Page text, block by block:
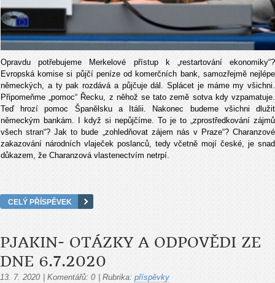
Opravdu potřebujeme Merkelové přístup k „restartování ekonomiky“?
Evropská komise si půjčí peníze od komerčních bank, samozřejmě nejlépe
německých, a ty pak rozdává a půjčuje dál. Splácet je máme my všichni.
Připomeňme „pomoc“ Řecku, z něhož se tato země sotva kdy vzpamatuje.
Teď hrozí pomoc Španělsku a Itálii. Nakonec budeme všichni dlužit
německým bankám. I když si nepůjčíme. To je to „zprostředkování zájmů
všech stran“? Jak to bude „zohledňovat zájem nás v Praze“? Charanzové
zakazování národních vlaječek poslanců, tedy včetně mojí české, je snad
důkazem, že Charanzová vlastenectvím netrpí.
CELÝ PŘÍSPĚVEK
PJAKIN- OTÁZKY A ODPOVĚDI ZE
DNE 6.7.2020
13. 7. 2020 Komentářů: 0 Rubrika: příspěvky